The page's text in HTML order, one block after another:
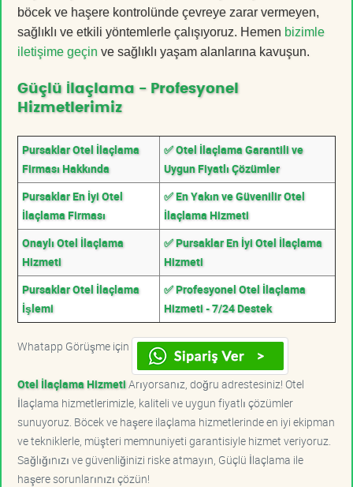
böcek ve haşere kontrolünde çevreye zarar vermeyen,
sağlıklı ve etkili yöntemlerle çalışıyoruz. Hemen bizimle
iletişime geçin ve sağlıklı yaşam alanlarına kavuşun.
Güçlü İlaçlama - Profesyonel
Hizmetlerimiz
Pursaklar Otel İlaçlama
Firması Hakkında
✅ Otel İlaçlama Garantili ve
Uygun Fiyatlı Çözümler
Pursaklar En İyi Otel
İlaçlama Firması
✅ En Yakın ve Güvenilir Otel
İlaçlama Hizmeti
Onaylı Otel İlaçlama
Hizmeti
✅ Pursaklar En İyi Otel İlaçlama
Hizmeti
Pursaklar Otel İlaçlama
İşlemi
✅ Profesyonel Otel İlaçlama
Hizmeti - 7/24 Destek
Whatapp Görüşme için
Otel İlaçlama HizmetiArıyorsanız, doğru adrestesiniz! Otel
İlaçlama hizmetlerimizle, kaliteli ve uygun fiyatlı çözümler
sunuyoruz. Böcek ve haşere ilaçlama hizmetlerinde en iyi ekipman
ve tekniklerle, müşteri memnuniyeti garantisiyle hizmet veriyoruz.
Sağlığınızı ve güvenliğinizi riske atmayın, Güçlü İlaçlama ile
haşere sorunlarınızı çözün!